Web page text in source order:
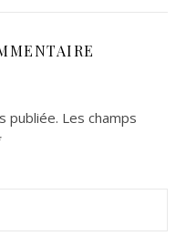
publiée. Les champs